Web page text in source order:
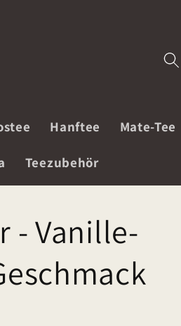
Hanftee Mate-Tee
Teezubehör
- Vanille-